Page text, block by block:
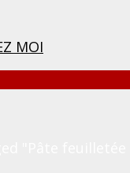
MOI